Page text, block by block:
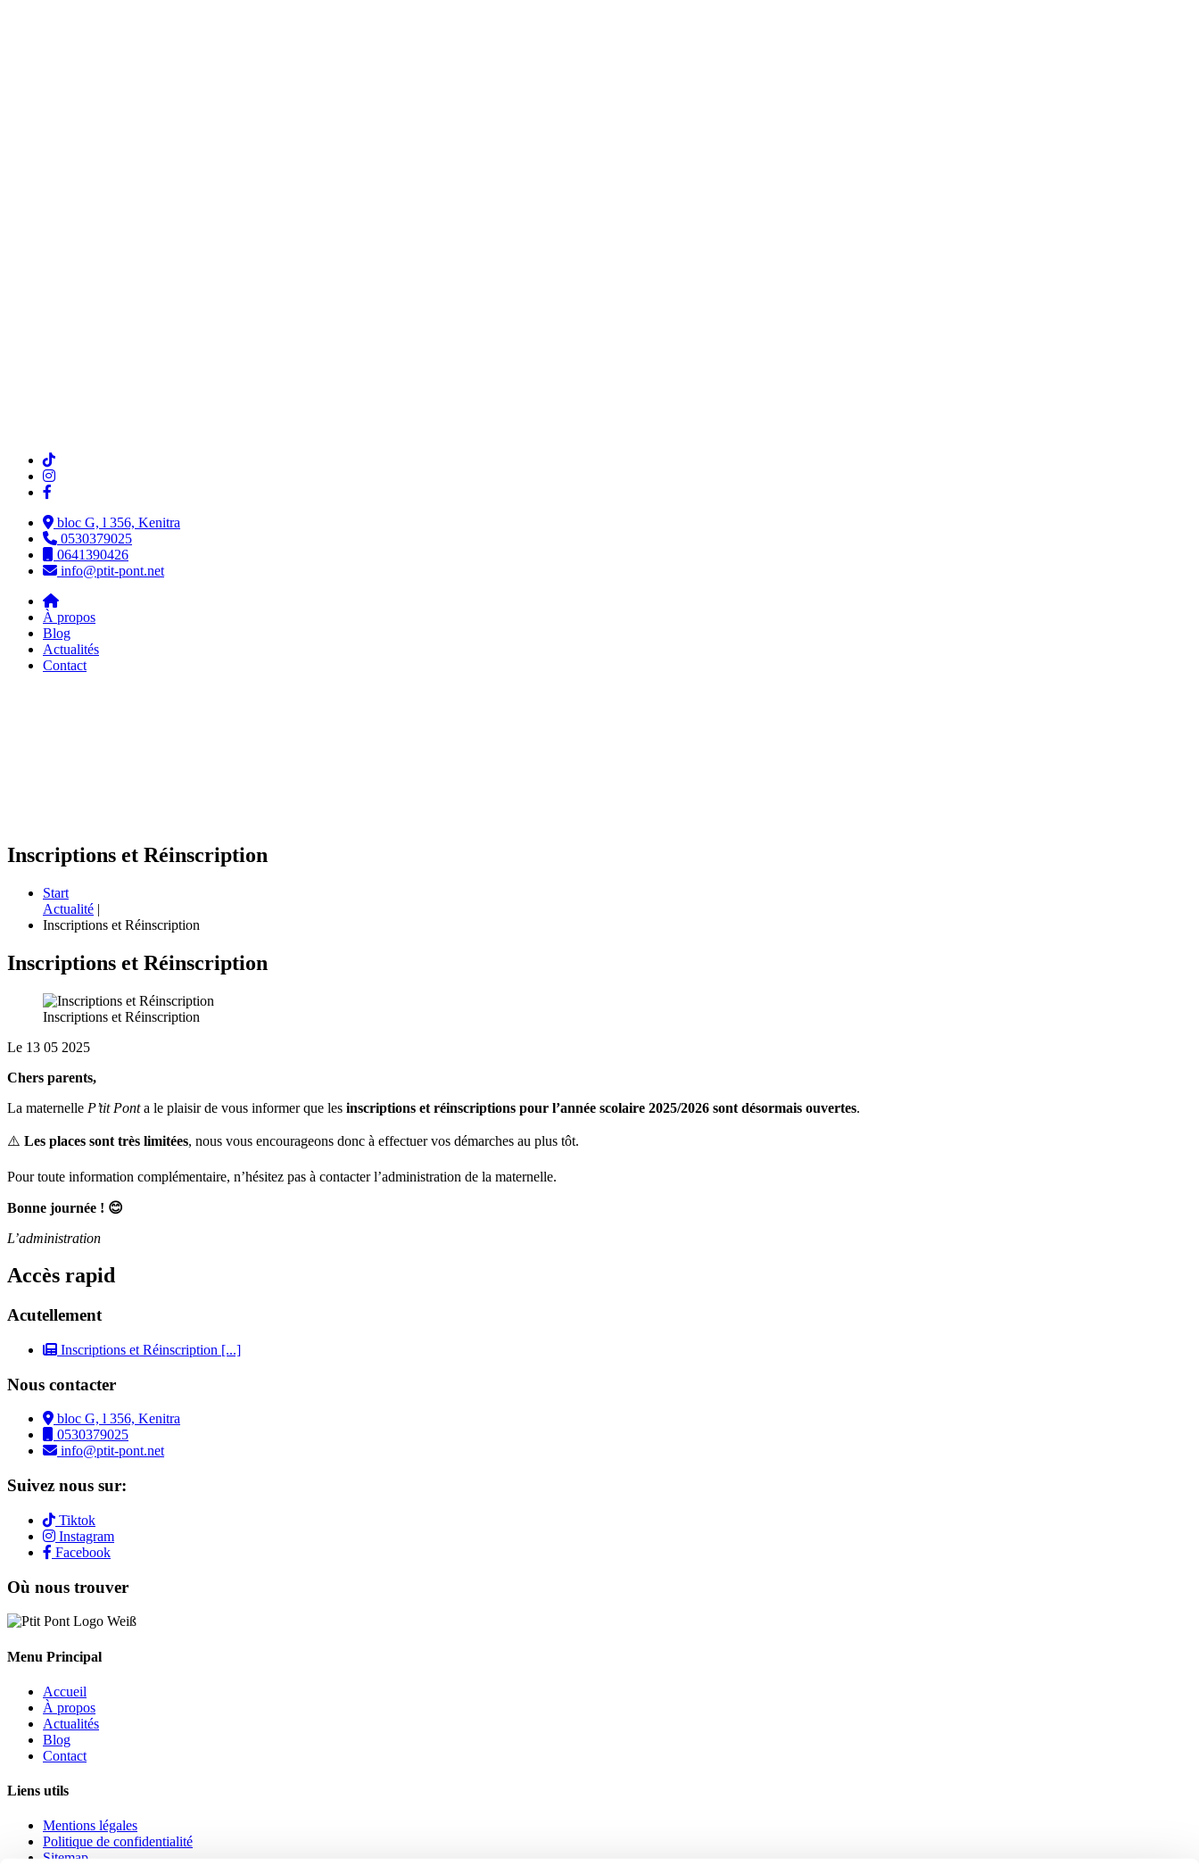
bloc G, l 356, Kenitra
0530379025
0641390426
info@ptit-pont.net
À propos
Blog
Actualités
Contact
Inscriptions et Réinscription
Start
Actualité |
Inscriptions et Réinscription
Inscriptions et Réinscription
Inscriptions et Réinscription
Le 13 05 2025
Chers parents,
La maternelle P’tit Ponta le plaisir de vous informer que les inscriptions et réinscriptions pour l’année scolaire 2025/2026 sont désormais ouvertes.
⚠️ Les places sont très limitées, nous vous encourageons donc à effectuer vos démarches au plus tôt.
Pour toute information complémentaire, n’hésitez pas à contacter l’administration de la maternelle.
Bonne journée ! 😊
L’administration
Accès rapid
Acutellement
Inscriptions et Réinscription [...]
Nous contacter
bloc G, l 356, Kenitra
0530379025
info@ptit-pont.net
Suivez nous sur:
Tiktok
Instagram
Facebook
Où nous trouver
Menu Principal
Accueil
À propos
Actualités
Blog
Contact
Liens utils
Mentions légales
Politique de confidentialité
Sitemap